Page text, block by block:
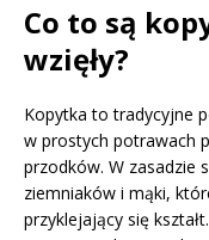
Co to są
wzięły?
Kopytka to tradycyjne
w prostych potrawach
przodków. W zasadzie
ziemniaków i mąki,
przyklejający się